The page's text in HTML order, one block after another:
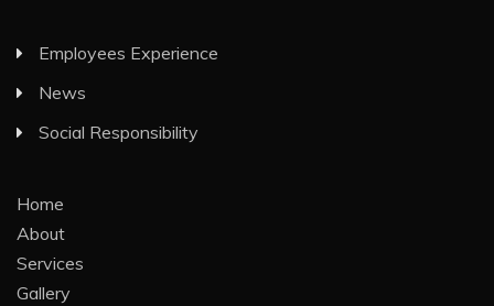
Employees Experience
News
Social Responsibility
Home
About
Services
Gallery